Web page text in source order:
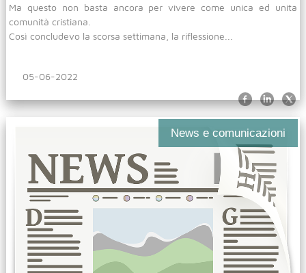
Ma questo non basta ancora per vivere come unica ed unita
comunità cristiana.
Così concludevo la scorsa settimana, la riflessione...
05-06-2022
News e comunicazioni